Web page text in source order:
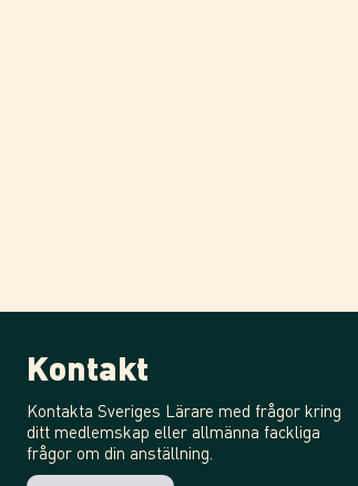
Kontakt
Kontakta Sveriges Lärare med frågor kring
ditt medlemskap eller allmänna fackliga
frågor om din anställning.